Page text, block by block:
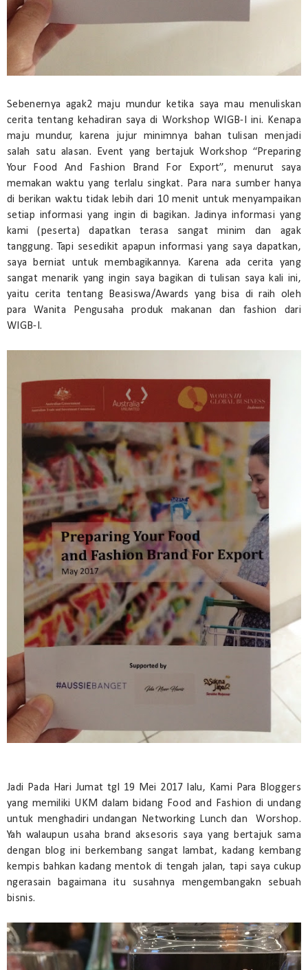
Sebenernya agak2 maju mundur ketika saya mau menuliskan
cerita tentang kehadiran saya di Workshop WIGB-I ini. Kenapa
maju mundur, karena jujur minimnya bahan tulisan menjadi
salah satu alasan. Event yang bertajuk Workshop “Preparing
Your Food And Fashion Brand For Export”, menurut saya
memakan waktu yang terlalu singkat. Para nara sumber hanya
di berikan waktu tidak lebih dari 10 menit untuk menyampaikan
setiap informasi yang ingin di bagikan. Jadinya informasi yang
kami (peserta) dapatkan terasa sangat minim dan agak
tanggung. Tapi sesedikit apapun informasi yang saya dapatkan,
saya berniat untuk membagikannya. Karena ada cerita yang
sangat menarik yang ingin saya bagikan di tulisan saya kali ini,
yaitu cerita tentang Beasiswa/Awards yang bisa di raih oleh
para Wanita Pengusaha produk makanan dan fashion dari
WIGB-I.
Jadi Pada Hari Jumat tgl 19 Mei 2017 lalu, Kami Para Bloggers
yang memiliki UKM dalam bidang Food and Fashion di undang
untuk menghadiri undangan Networking Lunch dan Worshop.
Yah walaupun usaha brand aksesoris saya yang bertajuk sama
dengan blog ini berkembang sangat lambat, kadang kembang
kempis bahkan kadang mentok di tengah jalan, tapi saya cukup
ngerasain bagaimana itu susahnya mengembangakn sebuah
bisnis.